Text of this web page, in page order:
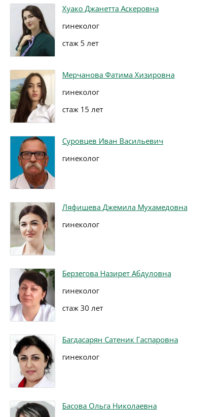
Хуако Джанетта Аскеровна
гинеколог
стаж 5 лет
Мерчанова Фатима Хизировна
гинеколог
стаж 15 лет
Суровцев Иван Васильевич
гинеколог
Ляфишева Джемила Мухамедовна
гинеколог
Берзегова Назирет Абдуловна
гинеколог
стаж 30 лет
Багдасарян Сатеник Гаспаровна
гинеколог
Басова Ольга Николаевна